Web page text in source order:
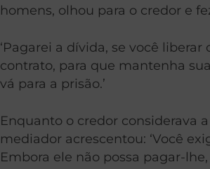
homens, olhou para o credor e
‘Pagarei a dívida, se você liberar
contrato, para que mantenha
vá para a prisão.’
Enquanto o credor considerava
mediador acrescentou: ‘Você
Embora ele não possa pagar-